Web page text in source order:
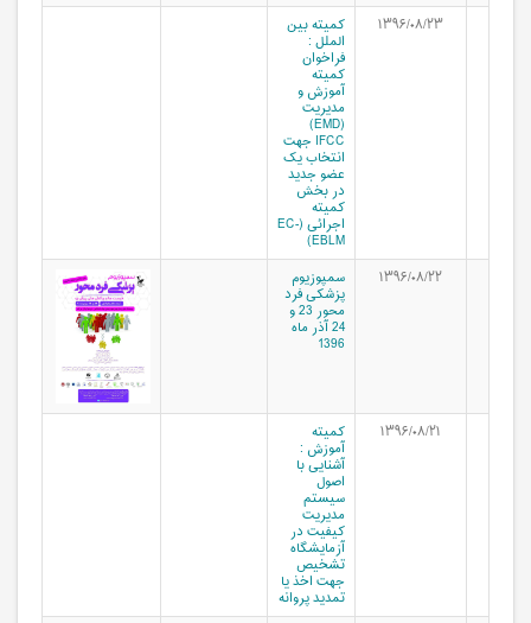
۱۳۹۶/۰۸/۲۳
کمیته بین
الملل :
فراخوان
کمیته
آموزش و
مدیریت
(EMD)
IFCC جهت
انتخاب یک
عضو جدید
در بخش
کمیته
اجرائی (EC-
EBLM)
۱۳۹۶/۰۸/۲۲
سمپوزیوم
پزشکی فرد
محور 23 و
24 آذر ماه
1396
۱۳۹۶/۰۸/۲۱ کمیته
آموزش :
آشنایی با
اصول
سیستم
مدیریت
کیفیت در
آزمایشگاه
تشخیص
جهت اخذ یا
تمدید پروانه